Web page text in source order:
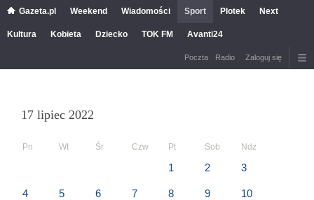
Gazeta.pl Weekend Wiadomości Sport Plotek Next
Kultura Kobieta Dziecko TOK FM Avanti24
Poczta Radio Zaloguj się
17 lipiec 2022
Pn Wt Śr Czw Pt Sob Ndz
1 2 3
4 5 6 7 8 9 10